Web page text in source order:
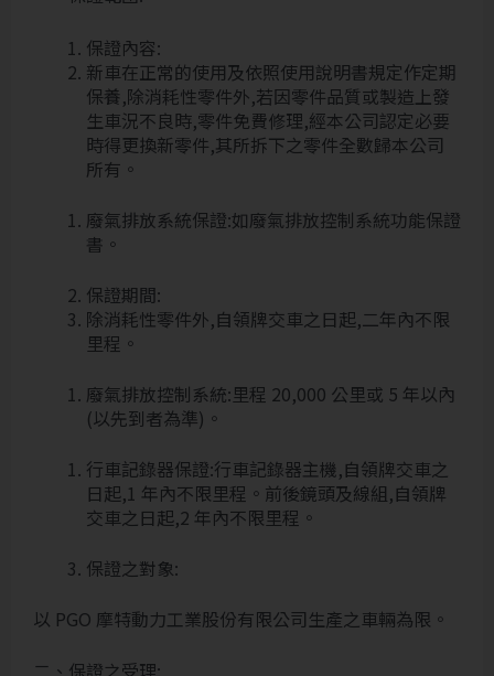
保證內容:
新車在正常的使用及依照使用說明書規定作定期
保養,除消耗性零件外,若因零件品質或製造上發
生車況不良時,零件免費修理,經本公司認定必要
時得更換新零件,其所拆下之零件全數歸本公司
所有。
廢氣排放系統保證:如廢氣排放控制系統功能保證
書。
保證期間:
除消耗性零件外,自領牌交車之日起,二年內不限
里程。
廢氣排放控制系統:里程 20,000 公里或 5 年以內
(以先到者為準)。
行車記錄器保證:行車記錄器主機,自領牌交車之
日起,1 年內不限里程。前後鏡頭及線組,自領牌
交車之日起,2 年內不限里程。
保證之對象:
以 PGO 摩特動力工業股份有限公司生產之車輛為限。